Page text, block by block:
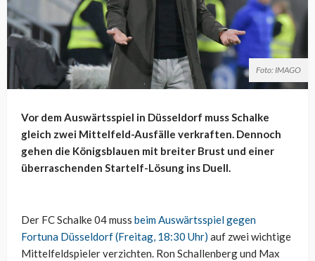
Foto: IMAGO
Vor dem Auswärtsspiel in Düsseldorf muss Schalke
gleich zwei Mittelfeld-Ausfälle verkraften. Dennoch
gehen die Königsblauen mit breiter Brust und einer
überraschenden Startelf-Lösung ins Duell.
Der FC Schalke 04 muss beim Auswärtsspiel gegen
Fortuna Düsseldorf (Freitag, 18:30 Uhr) auf zwei wichtige
Mittelfeldspieler verzichten. Ron Schallenberg und Max